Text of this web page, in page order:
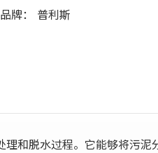
牌： 普利斯
和脱水过程。它能够将污